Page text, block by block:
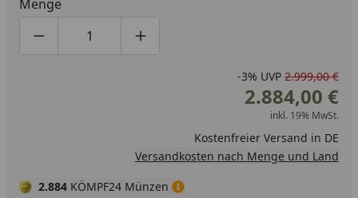
Menge
Produktmenge um eins verringern
Produktmenge manuell eingeben
Produktmenge um eins erhöhen
-3% UVP 2.999,00 €
2.884,00 €
inkl. 19% MwSt.
Kostenfreier Versand in DE
Versandkosten nach Menge und Land
2.884 KÖMPF24 Münzen